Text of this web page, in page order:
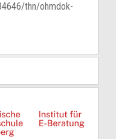
thn/ohmdok-